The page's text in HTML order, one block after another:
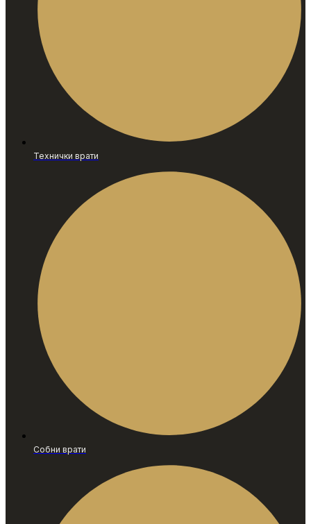
Технички врати
Собни врати